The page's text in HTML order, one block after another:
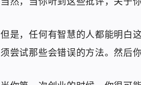
当然，当你听到这些批评，关于
但是，任何有智慧的人都能明白
须尝试那些会错误的方法。然后